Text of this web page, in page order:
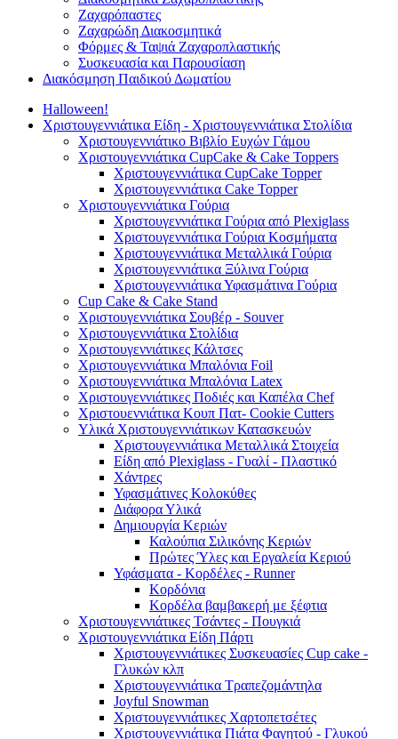
Ζαχαρόπαστες
Ζαχαρώδη Διακοσμητικά
Φόρμες & Ταψιά Ζαχαροπλαστικής
Συσκευασία και Παρουσίαση
Διακόσμηση Παιδικού Δωματίου
Halloween!
Χριστουγεννιάτικα Είδη - Χριστουγεννιάτικα Στολίδια
Χριστουγεννιάτικο Βιβλίο Ευχών Γάμου
Χριστουγεννιάτικα CupCake & Cake Toppers
Χριστουγεννιάτικα CupCake Topper
Χριστουγεννιάτικα Cake Topper
Χριστουγεννιάτικα Γούρια
Χριστουγεννιάτικα Γούρια από Plexiglass
Χριστουγεννιάτικα Γούρια Κοσμήματα
Χριστουγεννιάτικα Μεταλλικά Γούρια
Χριστουγεννιάτικα Ξύλινα Γούρια
Χριστουγεννιάτικα Υφασμάτινα Γούρια
Cup Cake & Cake Stand
Χριστουγεννιάτικα Σουβέρ - Souver
Χριστουγεννιάτικα Στολίδια
Χριστουγεννιάτικες Κάλτσες
Χριστουγεννιάτικα Μπαλόνια Foil
Χριστουγεννιάτικα Μπαλόνια Latex
Χριστουγεννιάτικες Ποδιές και Καπέλα Chef
Χριστουεννιάτικα Κουπ Πατ- Cookie Cutters
Υλικά Χριστουγεννιάτικων Κατασκευών
Χριστουγεννιάτικα Μεταλλικά Στοιχεία
Είδη από Plexiglass - Γυαλί - Πλαστικό
Χάντρες
Υφασμάτινες Κολοκύθες
Διάφορα Υλικά
Δημιουργία Κεριών
Καλούπια Σιλικόνης Κεριών
Πρώτες Ύλες και Εργαλεία Κεριού
Υφάσματα - Κορδέλες - Runner
Κορδόνια
Κορδέλα βαμβακερή με ξέφτια
Χριστουγεννιάτικες Τσάντες - Πουγκιά
Χριστουγεννιάτικα Είδη Πάρτι
Χριστουγεννιάτικες Συσκευασίες Cup cake -
Γλυκών κλπ
Χριστουγεννιάτικα Τραπεζομάντηλα
Joyful Snowman
Χριστουγεννιάτικες Χαρτοπετσέτες
Χριστουγεννιάτικα Πιάτα Φαγητού - Γλυκού